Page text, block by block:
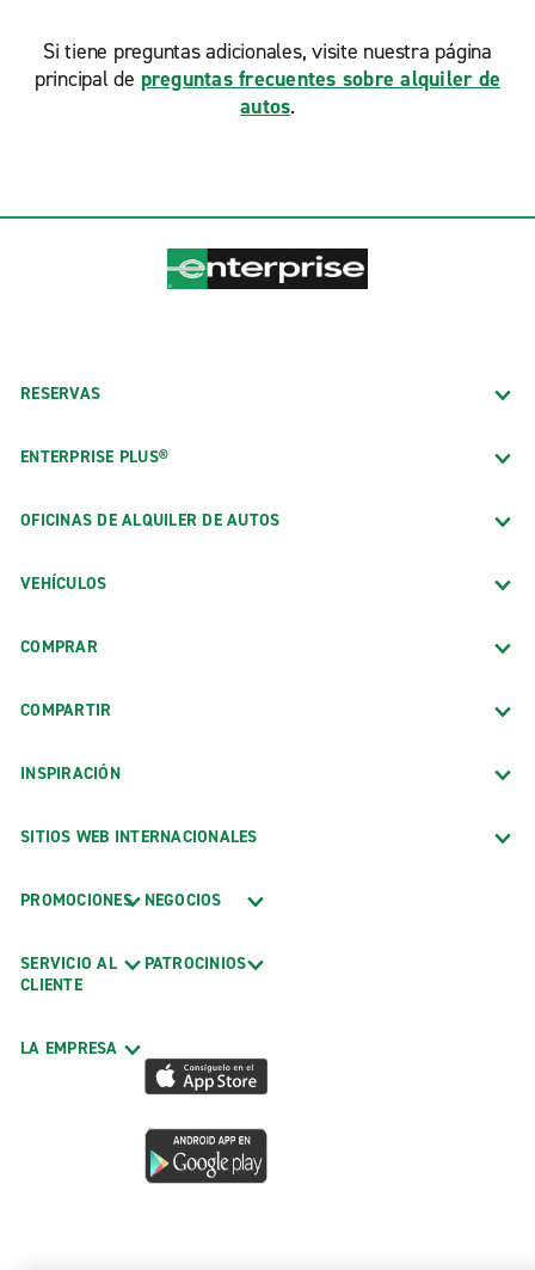
Si tiene preguntas adicionales, visite nuestra página
principal de preguntas frecuentes sobre alquiler de
autos.
RESERVAS
ENTERPRISE PLUS®
OFICINAS DE ALQUILER DE AUTOS
VEHÍCULOS
COMPRAR
COMPARTIR
INSPIRACIÓN
SITIOS WEB INTERNACIONALES
PROMOCIONES
SERVICIO AL
CLIENTE
LA EMPRESA
NEGOCIOS
PATROCINIOS